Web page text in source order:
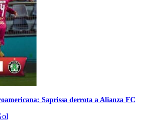
Saprissa derrota a Alianza FC